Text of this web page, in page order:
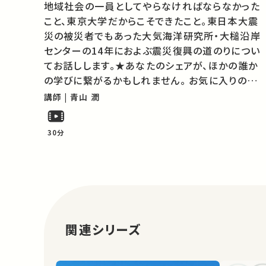
地域社会の一員としてやらなければならなかった
こと、東京大学だからこそできたこと。東日本大震
災の被災者でもあった大気海洋研究所・大槌沿岸
センターの14年におよぶ震災復興の道のりについ
てお話しします。★あなたのシェアが、ほかの誰か
の学びに繋がるかもしれません。 お気に入りの講
義・講演があればSNSなどでシェアをお願いしま
す。 この講演は日本語で行われました。 運営・著作
権処理・映像編集：東京大学 大学…
講師 | 青山 潤
30分
関連シリーズ